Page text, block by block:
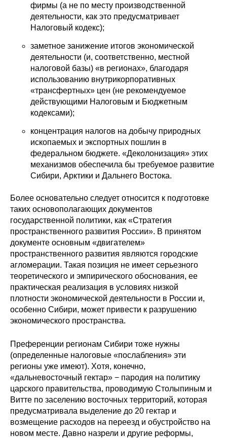
фирмы (а не по месту производственной
деятельности, как это предусматривает
Налоговый кодекс);
заметное занижение итогов экономической
деятельности (и, соответственно, местной
налоговой базы) «в регионах», благодаря
использованию внутрикорпоративных
«трансфертных» цен (не рекомендуемое
действующими Налоговым и Бюджетным
кодексами);
концентрация налогов на добычу природных
ископаемых и экспортных пошлин в
федеральном бюджете. «Деколонизация» этих
механизмов обеспечила бы требуемое развитие
Сибири, Арктики и Дальнего Востока.
Более основательно следует относится к подготовке
таких основополагающих документов
государственной политики, как «Стратегия
пространственного развития России». В принятом
документе основным «двигателем»
пространственного развития являются городские
агломерации. Такая позиция не имеет серьезного
теоретического и эмпирического обоснования, ее
практическая реализация в условиях низкой
плотности экономической деятельности в России и,
особенно Сибири, может привести к разрушению
экономического пространства.
Преференции регионам Сибири тоже нужны
(определенные налоговые «послабления» эти
регионы уже имеют). Хотя, конечно,
«дальневосточный гектар» − пародия на политику
царского правительства, проводимую Столыпиным и
Витте по заселению восточных территорий, которая
предусматривала выделение до 20 гектар и
возмещение расходов на переезд и обустройство на
новом месте. Давно назрели и другие реформы,